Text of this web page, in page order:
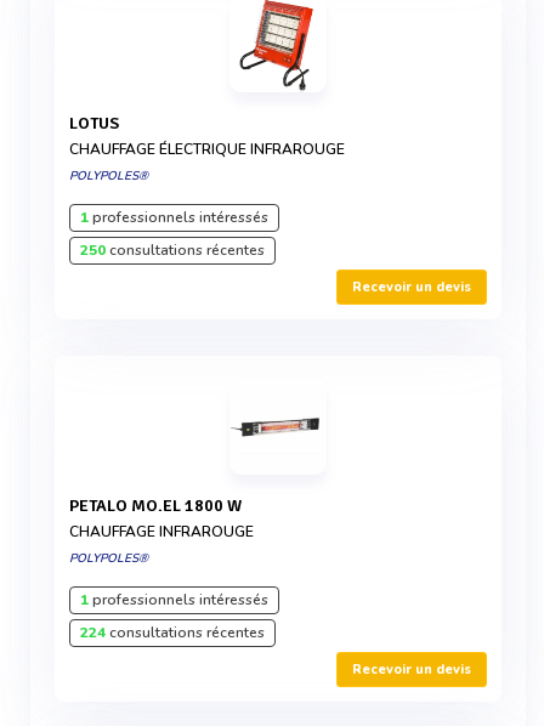
LOTUS
CHAUFFAGE ÉLECTRIQUE INFRAROUGE
POLYPOLES®
1professionnels intéressés
250consultations récentes
Recevoir un devis
PETALO MO.EL 1800 W
CHAUFFAGE INFRAROUGE
POLYPOLES®
1professionnels intéressés
224consultations récentes
Recevoir un devis